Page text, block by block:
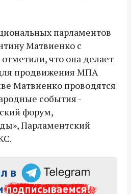
парламентов
Матвиенко с
что она делает
продвижения МПА
Матвиенко проводятся
события -
форум,
Парламентский